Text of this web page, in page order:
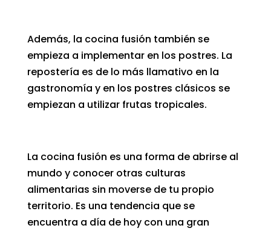
Además, la cocina fusión también se
empieza a implementar en los postres. La
repostería es de lo más llamativo en la
gastronomía y en los postres clásicos se
empiezan a utilizar frutas tropicales.
La cocina fusión es una forma de abrirse al
mundo y conocer otras culturas
alimentarias sin moverse de tu propio
territorio. Es una tendencia que se
encuentra a día de hoy con una gran